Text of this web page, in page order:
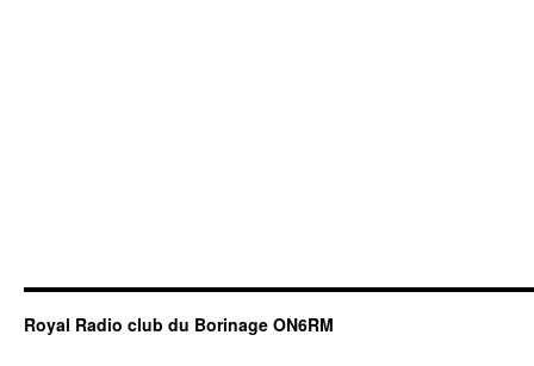
Royal Radio club du Borinage ON6RM